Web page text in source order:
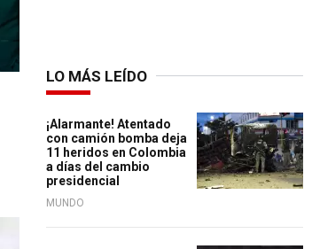
LO MÁS LEÍDO
¡Alarmante! Atentado
con camión bomba deja
11 heridos en Colombia
a días del cambio
presidencial
MUNDO